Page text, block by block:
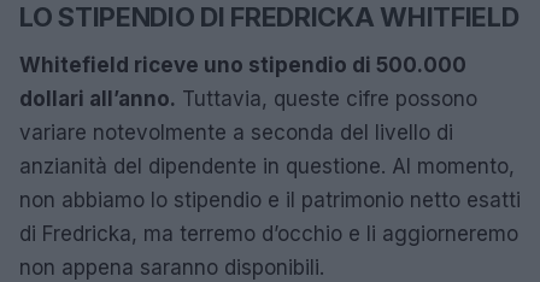
LO STIPENDIO DI FREDRICKA WHITFIELD
Whitefield riceve uno stipendio di 500.000
dollari all’anno. Tuttavia, queste cifre possono
variare notevolmente a seconda del livello di
anzianità del dipendente in questione. Al momento,
non abbiamo lo stipendio e il patrimonio netto esatti
di Fredricka, ma terremo d’occhio e li aggiorneremo
non appena saranno disponibili.